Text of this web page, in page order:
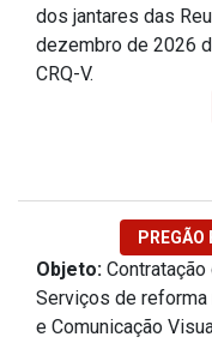
dos jantares das
dezembro de 2026
CRQ-V.
Objeto:
Serviços de
e Comunicação